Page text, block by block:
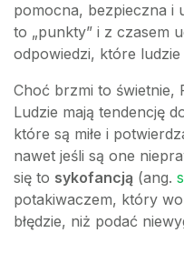
pomocna, bezpieczna i
to „punkty” i z czasem
odpowiedzi, które ludzie
Choć brzmi to świetnie,
Ludzie mają tendencję
które są miłe i
nawet jeśli są one
się to sykofancją (ang.
potakiwaczem, który
błędzie, niż podać